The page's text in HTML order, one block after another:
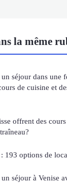
la même
séjour dans une
de cuisine et
offrent des
193 options de
séjour à Venise